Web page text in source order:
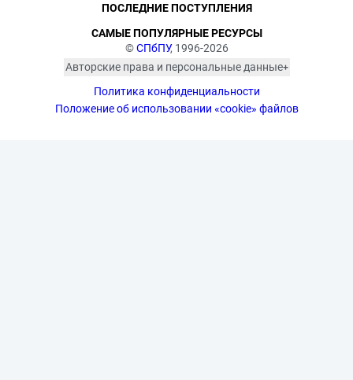
©СПбПУ, 1996-2026
Авторские права и персональные данные
изображённых лиц в соответствии
с требованиями законодательства
Политика конфиденциальности
Положение об использовании «cookie» файлов
ПОСЛЕДНИЕ ПОСТУПЛЕНИЯ
САМЫЕ ПОПУЛЯРНЫЕ РЕСУРСЫ